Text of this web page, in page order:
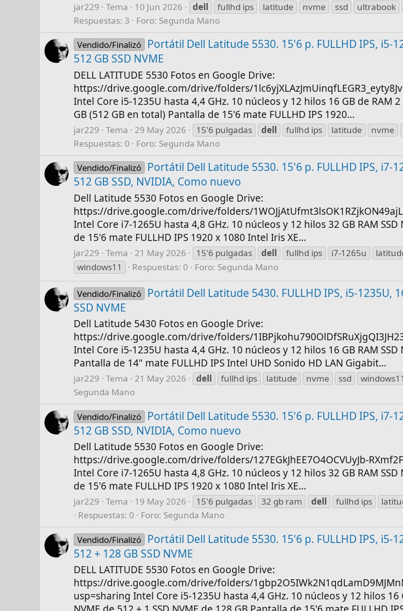
jar229 Tema 10 Jun 2026 dell fullhd ips latitude nvme ssd ultrabook
Respuestas: 3
Foro: Segunda Mano
Vendido/Finalizó
Portátil Dell Latitude 5530. 15'6 p. FULLHD IPS, i5-
512 GB SSD NVME
DELL LATITUDE 5530 Fotos en Google Drive:
https://drive.google.com/drive/folders/
Intel Core i5-1235U hasta 4,4 GHz. 10 núcleos y 12 hilos 16 GB de RAM 2
GB (512 GB en total) Pantalla de 15'6 mate FULLHD IPS 1920...
jar229 Tema 29 May 2026 15'6 pulgadas dell fullhd ips latitude nvme
Respuestas: 0
Foro: Segunda Mano
Vendido/Finalizó
Portátil Dell Latitude 5530. 15'6 p. FULLHD IPS, i7-
512 GB SSD, NVIDIA, Como nuevo
Dell Latitude 5530 Fotos en Google Drive:
https://drive.google.com/drive/folders/
Intel Core i7-1265U hasta 4,8 GHz. 10 núcleos y 12 hilos 32 GB RAM SSD
de 15'6 mate FULLHD IPS 1920 x 1080 Intel Iris XE...
jar229 Tema 21 May 2026 15'6 pulgadas dell fullhd ips i7-1265u
windows11
Respuestas: 0 Foro: Segunda Mano
Vendido/Finalizó
Portátil Dell Latitude 5430. FULLHD IPS, i5-1235U,
SSD NVME
Dell Latitude 5430 Fotos en Google Drive:
https://drive.google.com/drive/folders/
Intel Core i5-1235U hasta 4,4 GHz. 10 núcleos y 12 hilos 16 GB RAM SSD
Pantalla de 14" mate FULLHD IPS Intel UHD Sonido HD LAN Gigabit...
jar229 Tema 21 May 2026 dell fullhd ips latitude nvme ssd windows11
Segunda Mano
Vendido/Finalizó
Portátil Dell Latitude 5530. 15'6 p. FULLHD IPS, i7-
512 GB SSD, NVIDIA, Como nuevo
Dell Latitude 5530 Fotos en Google Drive:
https://drive.google.com/drive/folders/127EGkJhEE7O4OCVUyJb-
Intel Core i7-1265U hasta 4,8 GHz. 10 núcleos y 12 hilos 32 GB RAM SSD
de 15'6 mate FULLHD IPS 1920 x 1080 Intel Iris XE...
jar229 Tema 19 May 2026 15'6 pulgadas 32 gb ram dell fullhd ips
Respuestas: 0
Foro: Segunda Mano
Vendido/Finalizó
Portátil Dell Latitude 5530. 15'6 p. FULLHD IPS, i5-
512 + 128 GB SSD NVME
DELL LATITUDE 5530 Fotos en Google Drive:
https://drive.google.com/drive/folders/
usp=sharing Intel Core i5-1235U hasta 4,4 GHz. 10 núcleos y 12 hilos 16